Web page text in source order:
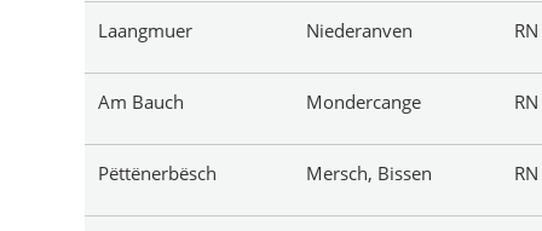
Laangmuer Niederanven RN
Am Bauch Mondercange RN
Pëttënerbësch Mersch, Bissen RN